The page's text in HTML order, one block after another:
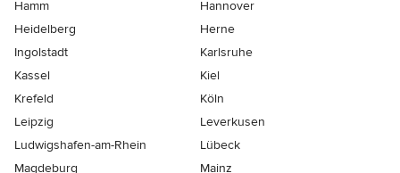
Hamm
Hannover
Heidelberg
Herne
Ingolstadt
Karlsruhe
Kassel
Kiel
Krefeld
Köln
Leipzig
Leverkusen
Ludwigshafen-am-Rhein
Lübeck
Magdeburg
Mainz